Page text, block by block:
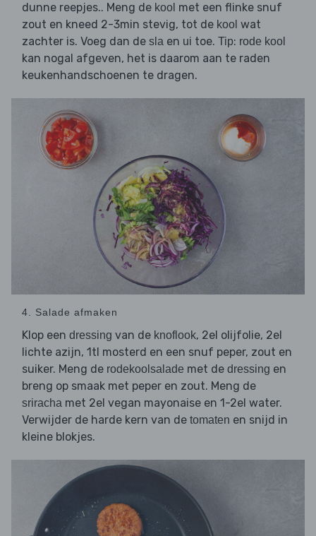
dunne reepjes.. Meng de kool met een flinke snuf
zout en kneed 2-3min stevig, tot de kool wat
zachter is. Voeg dan de sla en ui toe. Tip: rode kool
kan nogal afgeven, het is daarom aan te raden
keukenhandschoenen te dragen.
4. Salade afmaken
Klop een dressing van de knoflook, 2el olijfolie, 2el
lichte azijn, 1tl mosterd en een snuf peper, zout en
suiker. Meng de rodekoolsalade met de dressing en
breng op smaak met peper en zout. Meng de
sriracha met 2el vegan mayonaise en 1-2el water.
Verwijder de harde kern van de tomaten en snijd in
kleine blokjes.